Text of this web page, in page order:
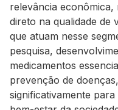
relevância
direto na qualidade de
que atuam nesse
pesquisa,
medicamentos
prevenção de
significativamente